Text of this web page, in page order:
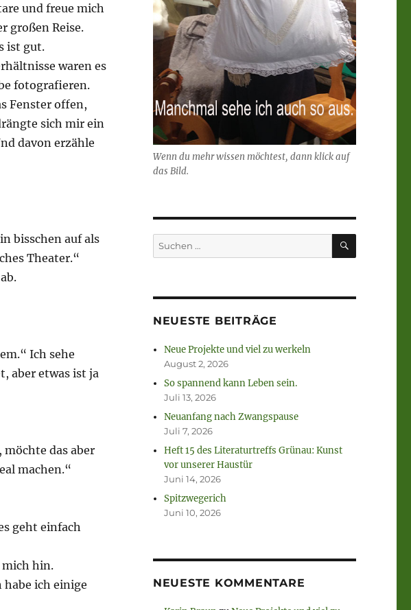
und freue mich
großen Reise.
ist gut.
waren es
fotografieren.
Fenster offen,
sich mir ein
davon erzähle
bisschen auf als
Theater.“
Ich sehe
aber etwas ist ja
das aber
machen.“
geht einfach
mich hin.
habe ich einige
Wenn du mehr wissen möchtest, dann klick auf
das Bild.
Suchen
nach:
SUCHEN
NEUESTE BEITRÄGE
Neue Projekte und viel zu werkeln
August 2, 2026
So spannend kann Leben sein.
Juli 13, 2026
Neuanfang nach Zwangspause
Juli 7, 2026
Heft 15 des Literaturtreffs Grünau: Kunst
vor unserer Haustür
Juni 14, 2026
Spitzwegerich
Juni 10, 2026
NEUESTE KOMMENTARE